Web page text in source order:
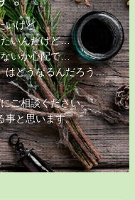
いけど…
いんだけど…
ないか心配で…
はどうなるんだろう…
ご相談ください。
事と思います。